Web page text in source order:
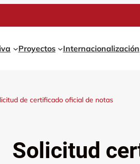
Proyectos Internacionalización
de certificado oficial de notas
Solicitud